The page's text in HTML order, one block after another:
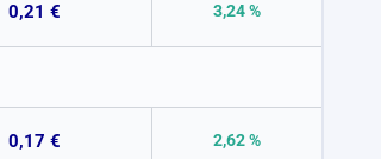
0,21 € 3,24 %
0,17 € 2,62 %